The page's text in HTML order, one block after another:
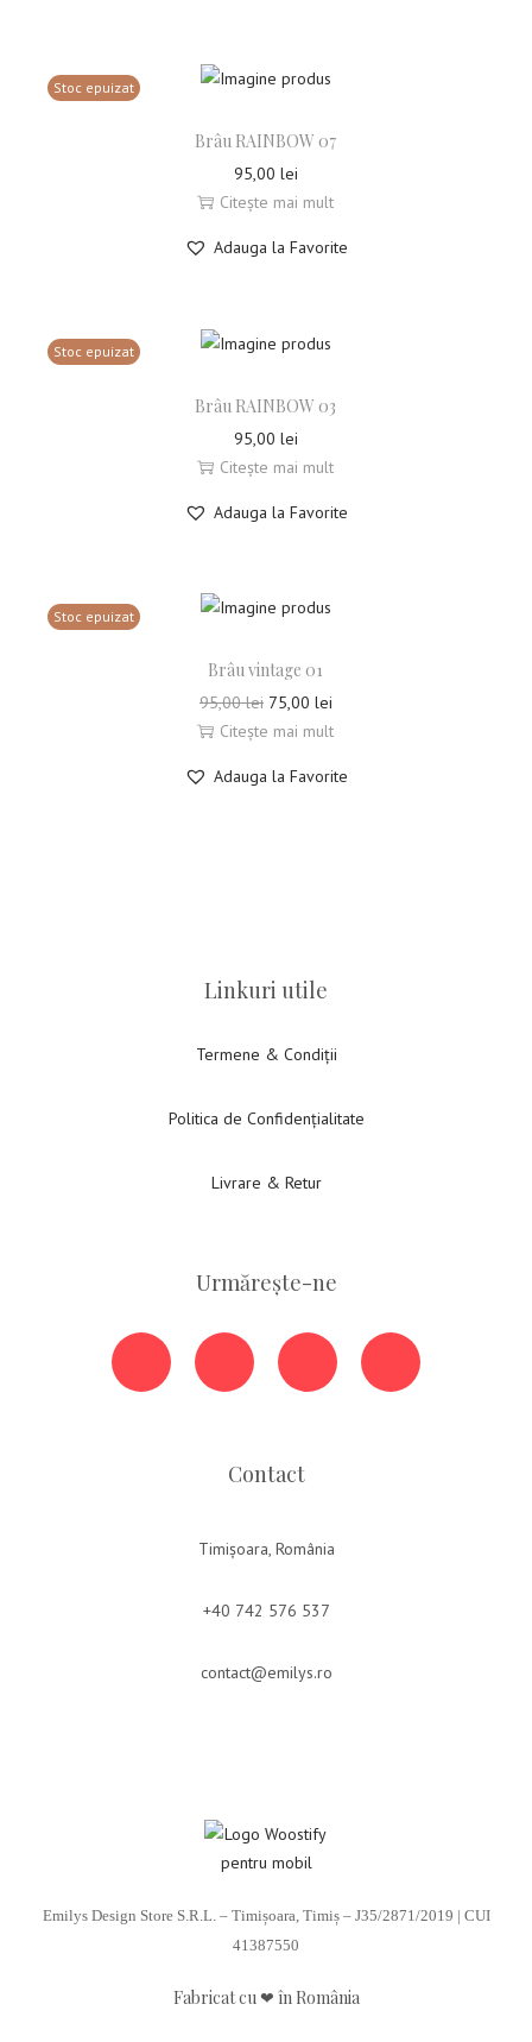
Stoc epuizat
Brâu RAINBOW 07
95,00 lei
Citește mai mult
Adauga la Favorite
Stoc epuizat
Brâu RAINBOW 03
95,00 lei
Citește mai mult
Adauga la Favorite
Stoc epuizat
Brâu vintage 01
95,00lei 75,00 lei
Citește mai mult
Adauga la Favorite
Linkuri utile
Termene & Condiții
Politica de Confidențialitate
Livrare & Retur
Urmărește-ne
Contact
Timișoara, România
+40 742 576 537
contact@emilys.ro
Emilys Design Store S.R.L. – Timișoara, Timiș – J35/2871/2019 | CUI
41387550
Fabricat cu ❤ în România